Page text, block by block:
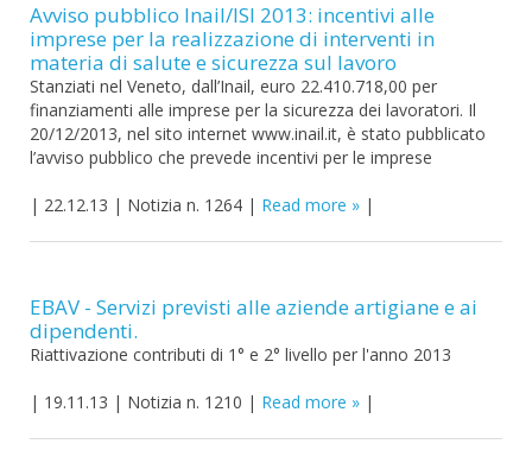
Avviso pubblico Inail/ISI 2013: incentivi alle
imprese per la realizzazione di interventi in
materia di salute e sicurezza sul lavoro
Stanziati nel Veneto, dall’Inail, euro 22.410.718,00 per
finanziamenti alle imprese per la sicurezza dei lavoratori. Il
20/12/2013, nel sito internet www.inail.it, è stato pubblicato
l’avviso pubblico che prevede incentivi per le imprese
| 22.12.13 | Notizia n. 1264 | Read more |
EBAV - Servizi previsti alle aziende artigiane e ai
dipendenti.
Riattivazione contributi di 1° e 2° livello per l'anno 2013
| 19.11.13 | Notizia n. 1210 | Read more |